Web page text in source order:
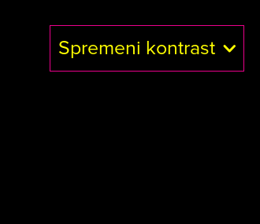
Spremeni kontrast